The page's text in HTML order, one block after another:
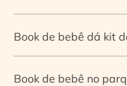
Book de bebê dá kit
Book de bebê no